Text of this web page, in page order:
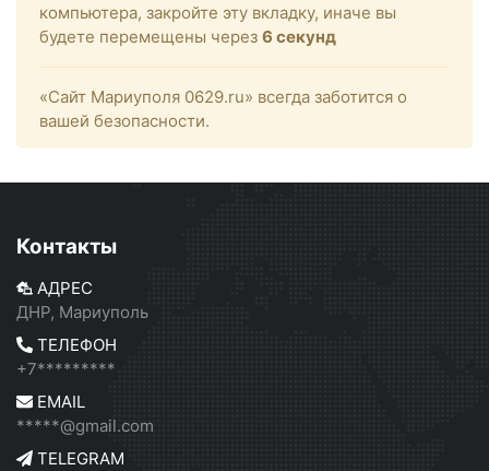
компьютера, закройте эту вкладку, иначе вы
будете перемещены через 6 секунд
«Сайт Мариуполя 0629.ru» всегда заботится о
вашей безопасности.
Контакты
АДРЕС
ДНР, Мариуполь
ТЕЛЕФОН
+7*********
EMAIL
*****@gmail.com
TELEGRAM